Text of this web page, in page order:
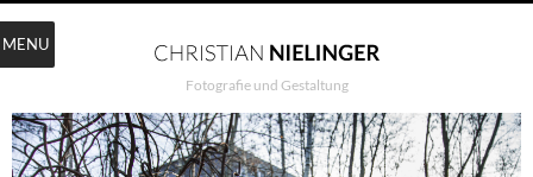
Fotografie und Gestaltung
MENU